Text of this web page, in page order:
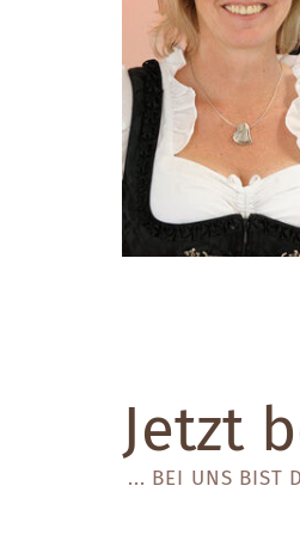
Jetzt
... BEI UNS BIST